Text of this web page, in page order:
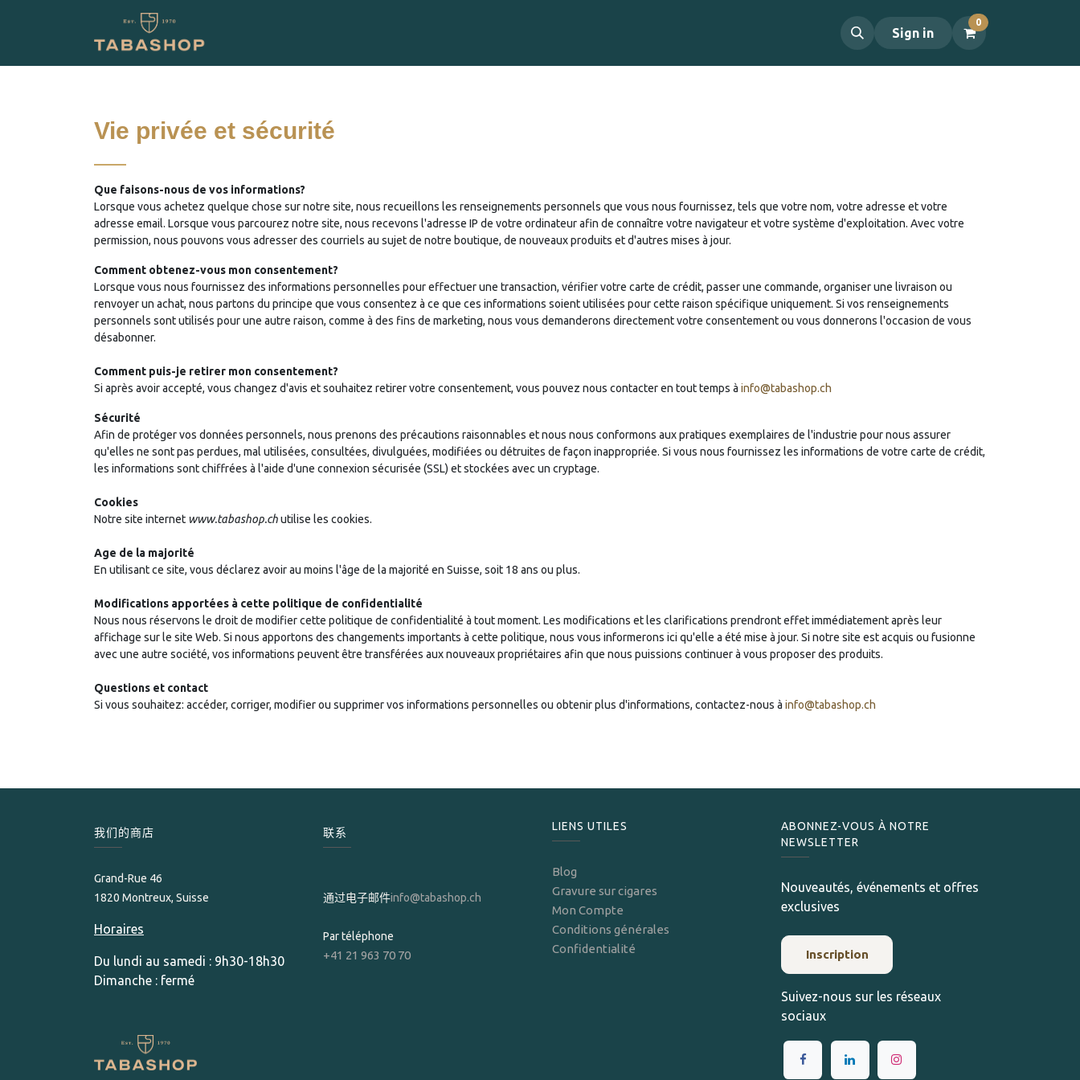
Sign in
0
Vie privée et sécurité
Que faisons-nous de vos informations?
Lorsque vous achetez quelque chose sur notre site, nous recueillons les renseignements personnels que vous nous fournissez, tels que votre nom, votre adresse et votre
adresse email. Lorsque vous parcourez notre site, nous recevons l'adresse IP de votre ordinateur afin de connaître votre navigateur et votre système d'exploitation. Avec votre
permission, nous pouvons vous adresser des courriels au sujet de notre boutique, de nouveaux produits et d'autres mises à jour.
Comment obtenez-vous mon consentement?
Lorsque vous nous fournissez des informations personnelles pour effectuer une transaction, vérifier votre carte de crédit, passer une commande, organiser une livraison ou
renvoyer un achat, nous partons du principe que vous consentez à ce que ces informations soient utilisées pour cette raison spécifique uniquement. Si vos renseignements
personnels sont utilisés pour une autre raison, comme à des fins de marketing, nous vous demanderons directement votre consentement ou vous donnerons l'occasion de vous
désabonner.
Comment puis-je retirer mon consentement?
Si après avoir accepté, vous changez d'avis et souhaitez retirer votre consentement, vous pouvez nous contacter en tout temps à info@tabashop.ch
Sécurité
Afin de protéger vos données personnels, nous prenons des précautions raisonnables et nous nous conformons aux pratiques exemplaires de l'industrie pour nous assurer
qu'elles ne sont pas perdues, mal utilisées, consultées, divulguées, modifiées ou détruites de façon inappropriée. Si vous nous fournissez les informations de votre carte de crédit,
les informations sont chiffrées à l'aide d'une connexion sécurisée (SSL) et stockées avec un cryptage.
Cookies
Notre site internet www.tabashop.chutilise les cookies.
Age de la majorité
En utilisant ce site, vous déclarez avoir au moins l'âge de la majorité en Suisse, soit 18 ans ou plus.
Modifications apportées à cette politique de confidentialité
Nous nous réservons le droit de modifier cette politique de confidentialité à tout moment. Les modifications et les clarifications prendront effet immédiatement après leur
affichage sur le site Web. Si nous apportons des changements importants à cette politique, nous vous informerons ici qu'elle a été mise à jour. Si notre site est acquis ou fusionne
avec une autre société, vos informations peuvent être transférées aux nouveaux propriétaires afin que nous puissions continuer à vous proposer des produits.
Questions et contact
Si vous souhaitez: accéder, corriger, modifier ou supprimer vos informations personnelles ou obtenir plus d'informations, contactez-nous à info@tabashop.ch
我们的商店
Grand-Rue 46
1820 Montreux, Suisse
Horaires
Du lundi au samedi : 9h30-18h30
Dimanche : fermé
联系
通过电子邮件info@tabashop.ch
Par téléphone
+41 21 963 70 70
LIENS UTILES
Blog
Gravure sur cigares
Mon Compte
Conditions générales
Confidentialité
ABONNEZ-VOUS À NOTRE
NEWSLETTER
Nouveautés, événements et offres
exclusives
Inscription
Suivez-nous sur les réseaux
sociaux